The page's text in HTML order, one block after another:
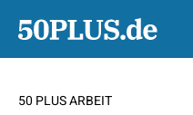
50 PLUS ARBEIT